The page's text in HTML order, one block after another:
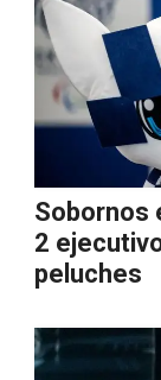
Sobornos
2
peluches